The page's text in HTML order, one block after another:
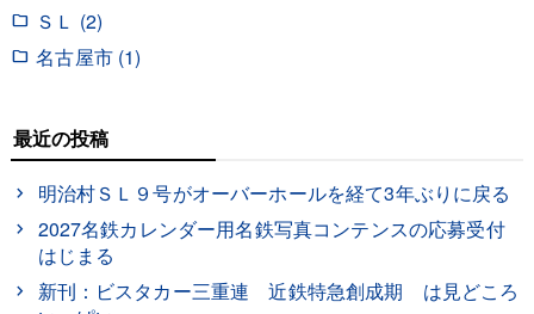
ＳＬ (2)
名古屋市 (1)
最近の投稿
明治村ＳＬ９号がオーバーホールを経て3年ぶりに戻る
2027名鉄カレンダー用名鉄写真コンテンスの応募受付
はじまる
新刊：ビスタカー三重連 近鉄特急創成期 は見どころ